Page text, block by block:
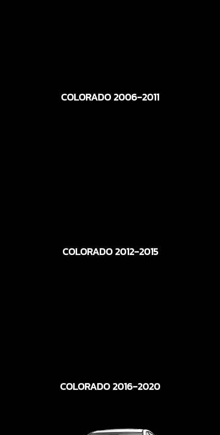
COLORADO 2006-2011
COLORADO 2012-2015
COLORADO 2016-2020